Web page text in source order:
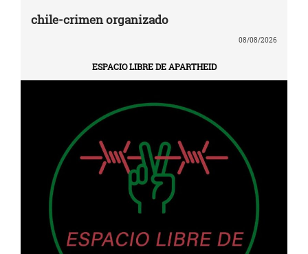
chile-crimen organizado
08/08/2026
ESPACIO LIBRE DE APARTHEID